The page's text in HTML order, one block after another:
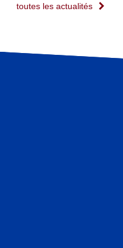
toutes les actualités